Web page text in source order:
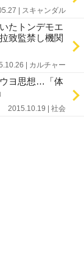
| スキャンダル
たトンデモエ
致監禁し機関
| カルチャー
ヨ思想…「体
2015.10.19 | 社会